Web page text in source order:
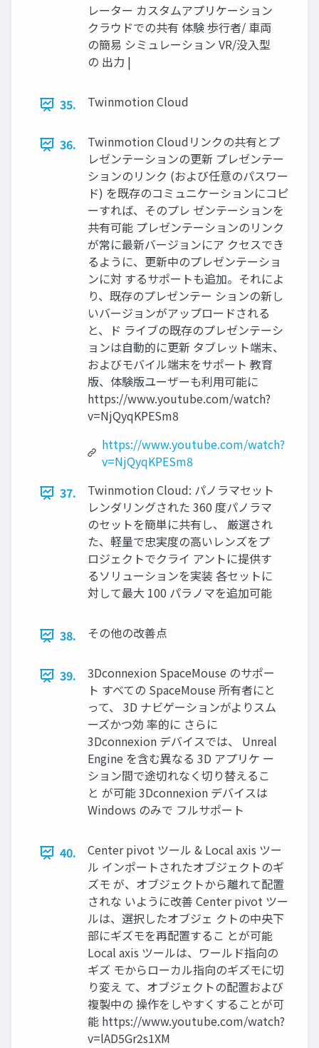
レーター カスタムアプリケーション
クラウドでの共有 体験 歩行者/ 車両
の簡易 シミュレーション VR/没入型
の 出力 |
35. Twinmotion Cloud
36.
Twinmotion Cloudリンクの共有とプ
レゼンテーションの更新 プレゼンテー
ションのリンク (および任意のパスワー
ド) を既存のコミュニケーションにコピ
ーすれば、そのプレ ゼンテーションを
共有可能 プレゼンテーションのリンク
が常に最新バージョンにア クセスでき
るように、更新中のプレゼンテーショ
ンに対 するサポートも追加。それによ
り、既存のプレゼンテー ションの新し
いバージョンがアップロードされる
と、ド ライブの既存のプレゼンテーシ
ョンは自動的に更新 タブレット端末、
およびモバイル端末をサポート 教育
版、体験版ユーザーも利用可能に
https://www.youtube.com/watch?
v=NjQyqKPESm8
https://www.youtube.com/watch?
v=NjQyqKPESm8
37.
Twinmotion Cloud: パノラマセット
レンダリングされた 360 度パノラマ
のセットを簡単に共有し、 厳選され
た、軽量で忠実度の高いレンズをプ
ロジェクトでクライ アントに提供す
るソリューションを実装 各セットに
対して最大 100 パラノマを追加可能
38. その他の改善点
39.
3Dconnexion SpaceMouse のサポー
ト すべての SpaceMouse 所有者にと
って、 3D ナビゲーションがよりスム
ーズかつ効 率的に さらに
3Dconnexion デバイスでは、 Unreal
Engine を含む異なる 3D アプリケ ー
ション間で途切れなく切り替えるこ
と が可能 3Dconnexion デバイスは
Windows のみで フルサポート
40.
Center pivot ツール & Local axis ツー
ル インポートされたオブジェクトのギ
ズモ が、オブジェクトから離れて配置
されな いように改善 Center pivot ツー
ルは、選択したオブジェ クトの中央下
部にギズモを再配置するこ とが可能
Local axis ツールは、ワールド指向の
ギズ モからローカル指向のギズモに切
り変え て、オブジェクトの配置および
複製中の 操作をしやすくすることが可
能 https://www.youtube.com/watch?
v=lAD5Gr2s1XM